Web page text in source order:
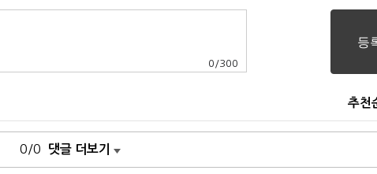
0 /300
추천
0/0 댓글 더보기